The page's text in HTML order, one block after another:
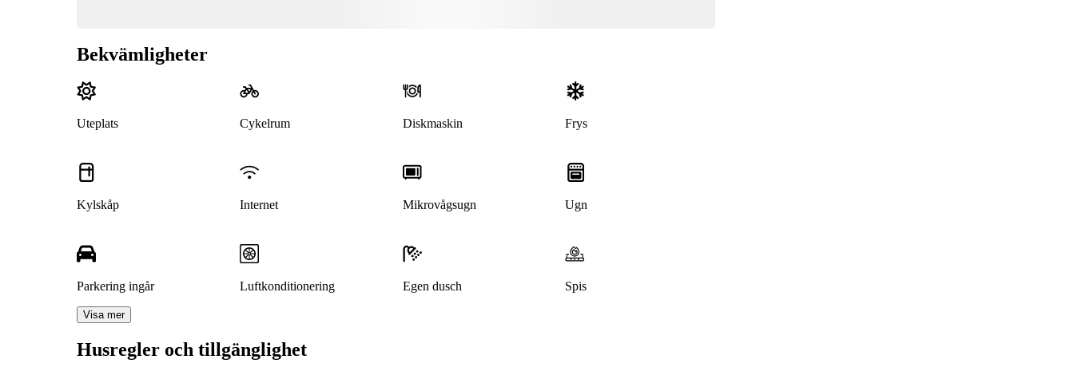
Bekvämligheter
Uteplats Cykelrum Diskmaskin Frys
Kylskåp Internet Mikrovågsugn Ugn
Parkering ingår Luftkonditionering Egen dusch Spis
Visa mer
Husregler och tillgänglighet